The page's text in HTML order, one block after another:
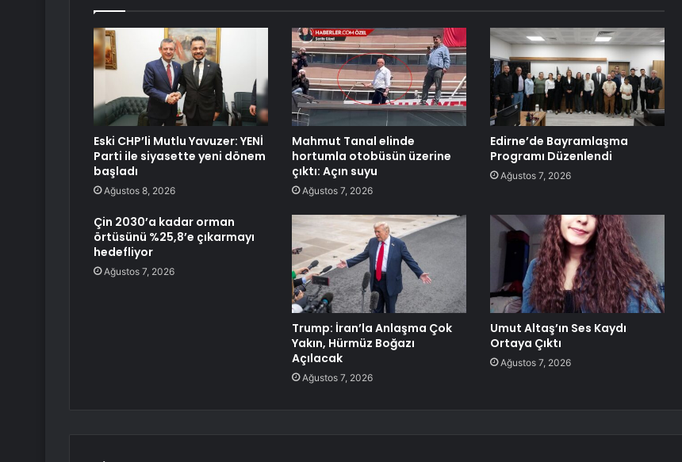
Eski CHP’li Mutlu Yavuzer: YENİ
Parti ile siyasette yeni dönem
başladı
Ağustos 8, 2026
Mahmut Tanal elinde
hortumla otobüsün üzerine
çıktı: Açın suyu
Ağustos 7, 2026
Edirne’de Bayramlaşma
Programı Düzenlendi
Ağustos 7, 2026
Çin 2030’a kadar orman
örtüsünü %25,8’e çıkarmayı
hedefliyor
Ağustos 7, 2026
Trump: İran’la Anlaşma Çok
Yakın, Hürmüz Boğazı
Açılacak
Ağustos 7, 2026
Umut Altaş’ın Ses Kaydı
Ortaya Çıktı
Ağustos 7, 2026